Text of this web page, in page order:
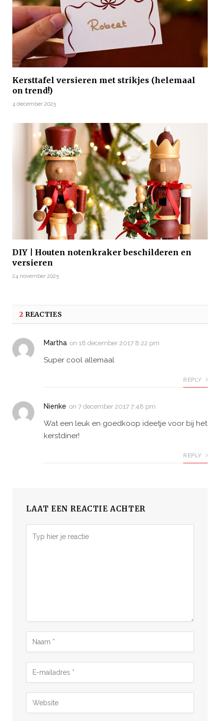
Kersttafel versieren met strikjes (helemaal
on trend!)
4 december 2025
DIY | Houten notenkraker beschilderen en
versieren
24 november 2025
2 REACTIES
Martha on 18 december 2017 8:22 pm
Super cool allemaal
REPLY
Nienke on 7 december 2017 7:48 pm
Wat een leuk en goedkoop ideetje voor bij het
kerstdiner!
REPLY
LAAT EEN REACTIE ACHTER